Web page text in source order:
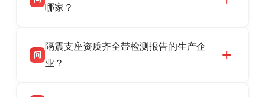
HDR 高阻尼、FPS 摩擦摆隔震支座，资质齐
话：13323182312。
哪家？
产厂家，可提供支座选型、图纸深化设计、现货
供货、现场安装指导一站式服务，主营
问
隔震支座资质齐全带检测报告的生产企
业？